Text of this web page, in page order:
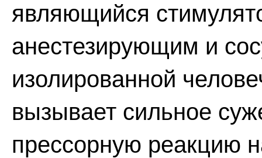
являющийся
анестезирующим и
изолированной
вызывает сильное
прессорную реакцию